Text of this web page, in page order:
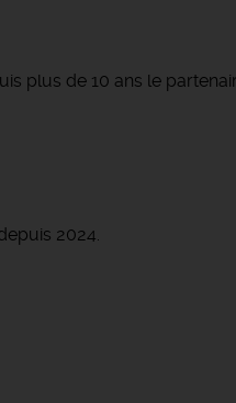
plus de 10 ans le
2024.